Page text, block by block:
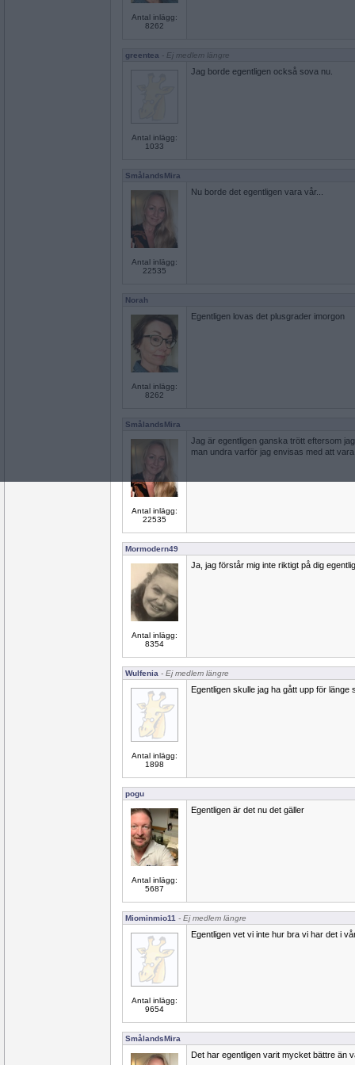
Antal inlägg:
8262
greentea - Ej medlem längre
Antal inlägg:
1033
Jag borde egentligen också sova nu.
SmålandsMira
Antal inlägg:
22535
Nu borde det egentligen vara vår...
Norah
Antal inlägg:
8262
Egentligen lovas det plusgrader imorgon
SmålandsMira
Antal inlägg:
22535
Jag är egentligen ganska trött eftersom
man undra varför jag envisas med att
Mormodern49
Antal inlägg:
8354
Ja, jag förstår mig inte riktigt på dig
Wulfenia - Ej medlem längre
Antal inlägg:
1898
Egentligen skulle jag ha gått upp för länge
pogu
Antal inlägg:
5687
Egentligen är det nu det gäller
Miominmio11 - Ej medlem längre
Antal inlägg:
9654
Egentligen vet vi inte hur bra vi har det i
SmålandsMira
Det har egentligen varit mycket bättre än